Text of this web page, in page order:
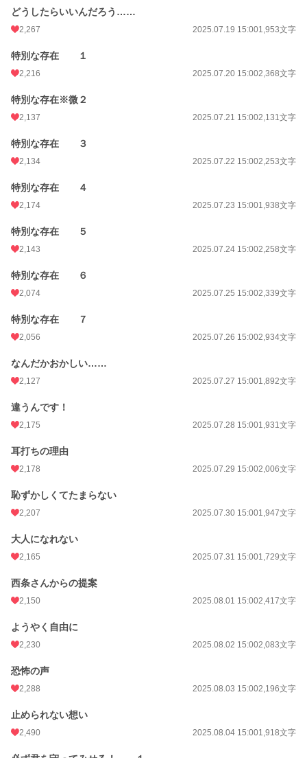
どうしたらいいんだろう……
2,267 2025.07.19 15:001,953文字
特別な存在 １
2,216 2025.07.20 15:002,368文字
特別な存在※微２
2,137 2025.07.21 15:002,131文字
特別な存在 ３
2,134 2025.07.22 15:002,253文字
特別な存在 ４
2,174 2025.07.23 15:001,938文字
特別な存在 ５
2,143 2025.07.24 15:002,258文字
特別な存在 ６
2,074 2025.07.25 15:002,339文字
特別な存在 ７
2,056 2025.07.26 15:002,934文字
なんだかおかしい……
2,127 2025.07.27 15:001,892文字
違うんです！
2,175 2025.07.28 15:001,931文字
耳打ちの理由
2,178 2025.07.29 15:002,006文字
恥ずかしくてたまらない
2,207 2025.07.30 15:001,947文字
大人になれない
2,165 2025.07.31 15:001,729文字
西条さんからの提案
2,150 2025.08.01 15:002,417文字
ようやく自由に
2,230 2025.08.02 15:002,083文字
恐怖の声
2,288 2025.08.03 15:002,196文字
止められない想い
2,490 2025.08.04 15:001,918文字